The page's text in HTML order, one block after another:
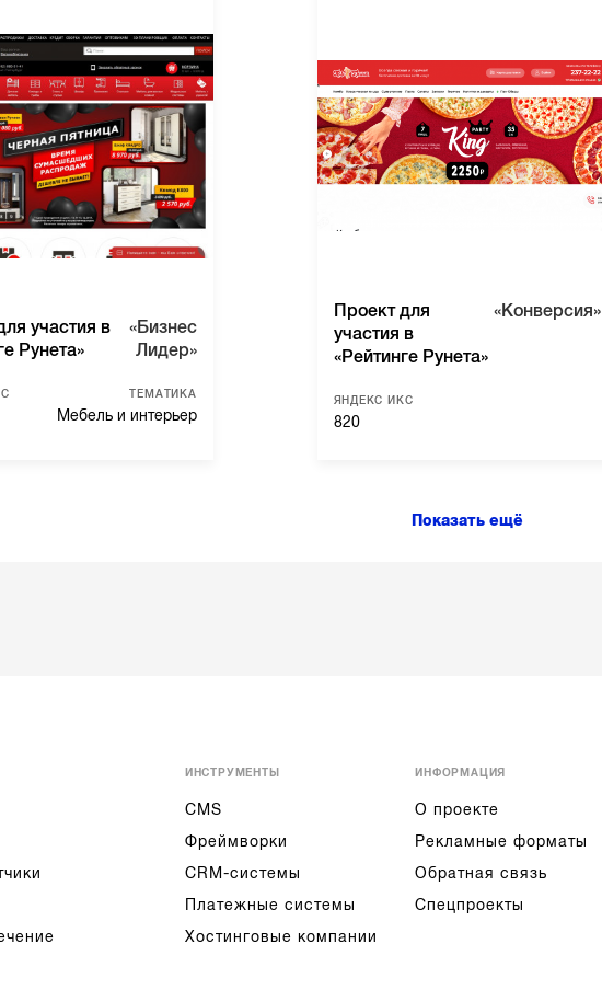
участия в
Рунета»
«Бизнес
Лидер»
ТЕМАТИКА
Мебель и интерьер
Проект для
участия в
«Рейтинге Рунета»
«Конверсия»
ЯНДЕКС ИКС
820
Показать ещё
ИНСТРУМЕНТЫ
CMS
Фреймворки
CRM-системы
Платежные системы
Хостинговые компании
ИНФОРМАЦИЯ
О проекте
Рекламные форматы
Обратная связь
Спецпроекты